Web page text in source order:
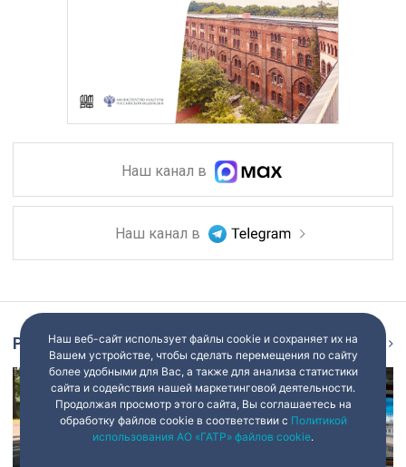
Наш канал в
Наш канал в
Репортаж
Наш веб-сайт использует файлы cookie и сохраняет их на
Вашем устройстве, чтобы сделать перемещения по сайту
более удобными для Вас, а также для анализа статистики
сайта и содействия нашей маркетинговой деятельности.
Продолжая просмотр этого сайта, Вы соглашаетесь на
обработку файлов cookie в соответствии с Политикой
использования АО «ГАТР» файлов cookie.